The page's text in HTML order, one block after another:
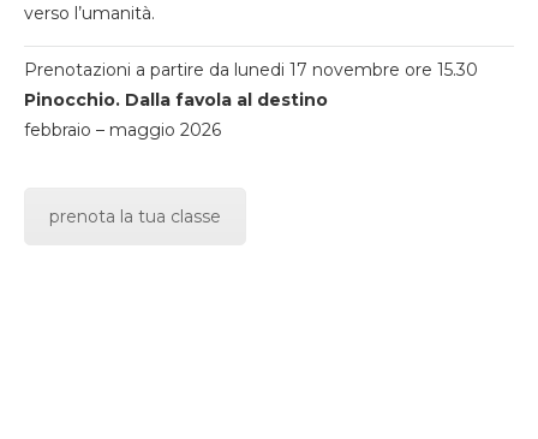
verso l’umanità.
Prenotazioni a partire da lunedi 17 novembre ore 15.30
Pinocchio. Dalla favola al destino
febbraio – maggio 2026
prenota la tua classe